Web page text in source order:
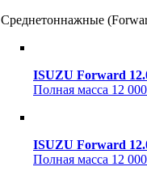
Среднетоннажные
ISUZU Forward
Полная масса 12
ISUZU Forward
Полная масса 12